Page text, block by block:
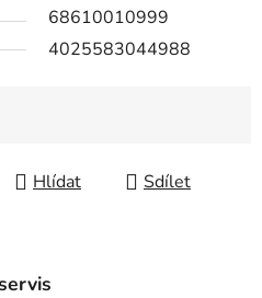
68610010999
4025583044988
Hlídat Sdílet